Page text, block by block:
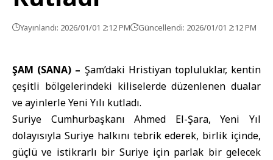
Yayınlandı: 2026/01/01 2:12 PM Güncellendi: 2026/01/01 2:12 PM
ŞAM (SANA) – Şam’daki Hristiyan topluluklar, kentin
çeşitli bölgelerindeki kiliselerde düzenlenen dualar
ve ayinlerle Yeni Yılı kutladı.
Suriye Cumhurbaşkanı Ahmed El-Şara, Yeni Yıl
dolayısıyla Suriye halkını tebrik ederek, birlik içinde,
güçlü ve istikrarlı bir Suriye için parlak bir gelecek